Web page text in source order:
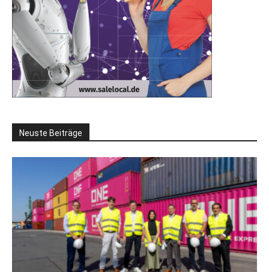
Neuste Beiträge